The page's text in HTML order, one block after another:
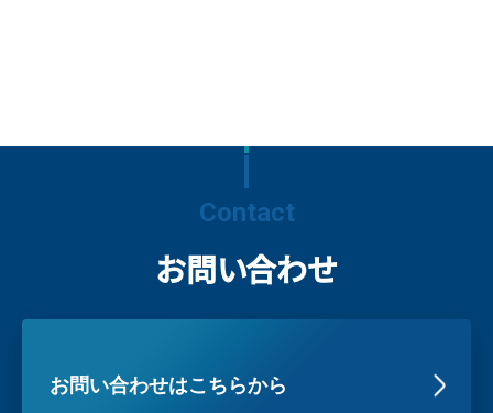
Contact
お問い合わせ
お問い合わせはこちらから